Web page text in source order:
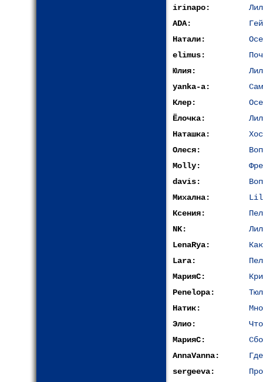
irinapo:
ADA:
Натали:
elimus:
Юлия:
yanka-a:
Клер:
Ёлочка:
Наташка:
Олеся:
Molly:
davis:
Михална:
Ксения:
NK:
LenaRya:
Lara:
МарияС:
Penelopa:
Натик:
Элиo:
МарияС:
AnnaVanna:
sergeeva: